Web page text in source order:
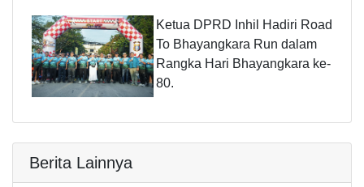
Ketua DPRD Inhil Hadiri Road
To Bhayangkara Run dalam
Rangka Hari Bhayangkara ke-
80.
Berita Lainnya